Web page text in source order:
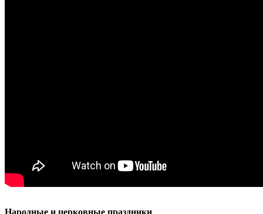
Народные и церковные праздники